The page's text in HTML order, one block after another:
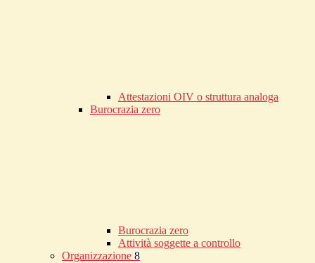
Attestazioni OIV o struttura analoga
Burocrazia zero
Burocrazia zero
Attività soggette a controllo
Organizzazione 8